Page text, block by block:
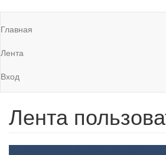
к
содержанию
Main
navigation
Главная
Лента
Вход
Лента